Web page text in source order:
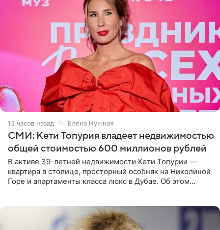
13 часов назад Елена Нужная
СМИ: Кети Топурия владеет недвижимостью
общей стоимостью 600 миллионов рублей
В активе 39-летней недвижимости Кети Топурии —
квартира в столице, просторный особняк на Николиной
Горе и апартаменты класса люкс в Дубае. Об этом